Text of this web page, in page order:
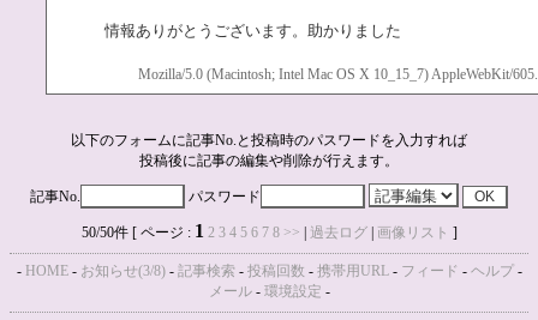
情報ありがとうございます。助かりました
Mozilla/5.0 (Macintosh; Intel Mac OS X 10_15_7) AppleWebKit/
以下のフォームに記事No.と投稿時のパスワードを入力すれば
投稿後に記事の編集や削除が行えます。
記事No. パスワード
50/50件 [ ページ : 1 2 3 4 5 6 7 8 >> 過去ログ| 画像リスト ]
- HOME- お知らせ(3/8)- 記事検索- 投稿回数 - 携帯用URL- フィード - ヘルプ-
メール- 環境設定 -